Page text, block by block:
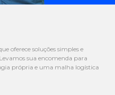
oferece soluções simples e
sua encomenda para
própria e uma malha logística